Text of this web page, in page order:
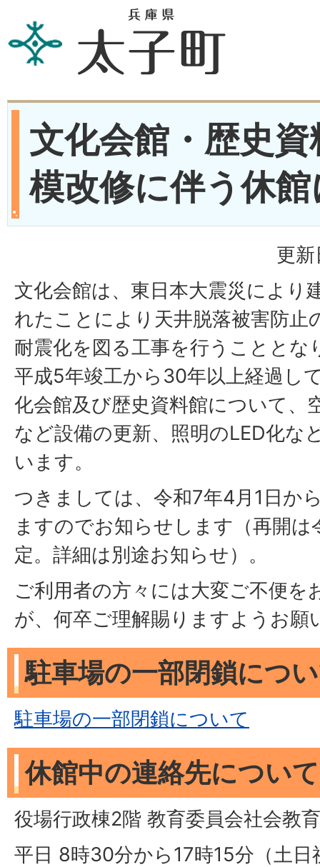
文化会館・歴史
模改修に伴う休
更
文化会館は、東日本大震災により
れたことにより天井脱落被害防止
耐震化を図る工事を行うこととな
平成5年竣工から30年以上経過し
化会館及び歴史資料館について、
など設備の更新、照明のLED化な
います。
つきましては、令和7年4月1日か
ますのでお知らせします（再開は
定。詳細は別途お知らせ）。
ご利用者の方々には大変ご不便を
が、何卒ご理解賜りますようお願
駐車場の一部閉鎖につ
駐車場の一部閉鎖について
休館中の連絡先について
役場行政棟2階 教育委員会社会教
平日 8時30分から17時15分（土日